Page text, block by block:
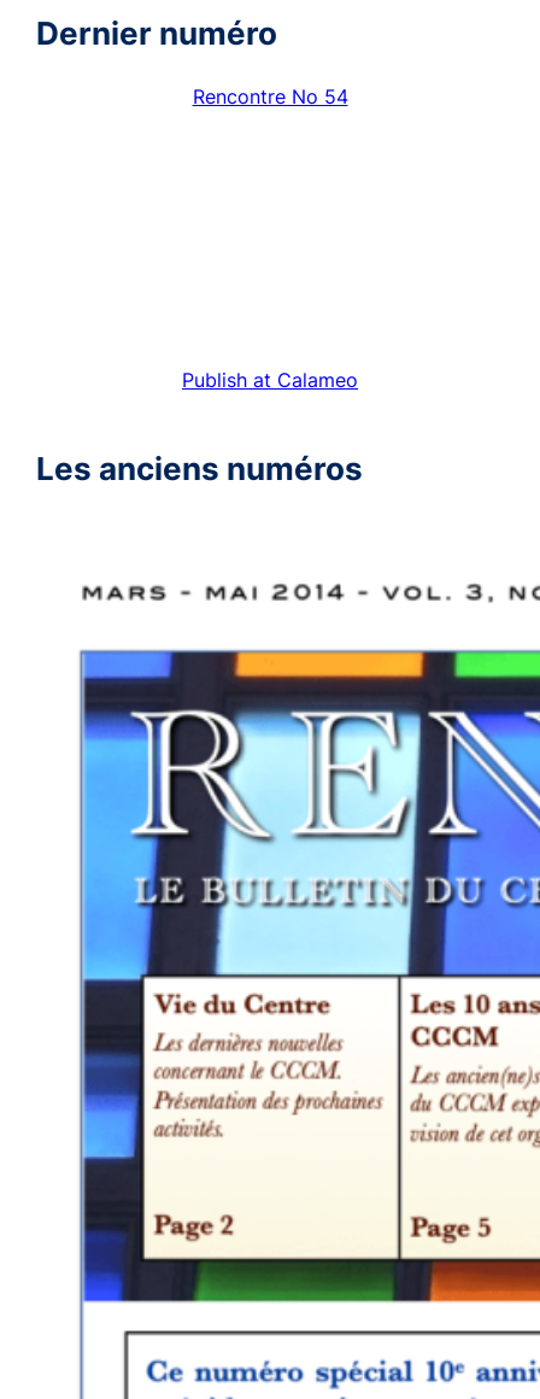
Dernier numéro
Rencontre No 54
Publish at Calameo
Les anciens numéros